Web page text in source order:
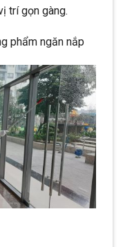
trí gọn gàng.
phẩm ngăn nắp